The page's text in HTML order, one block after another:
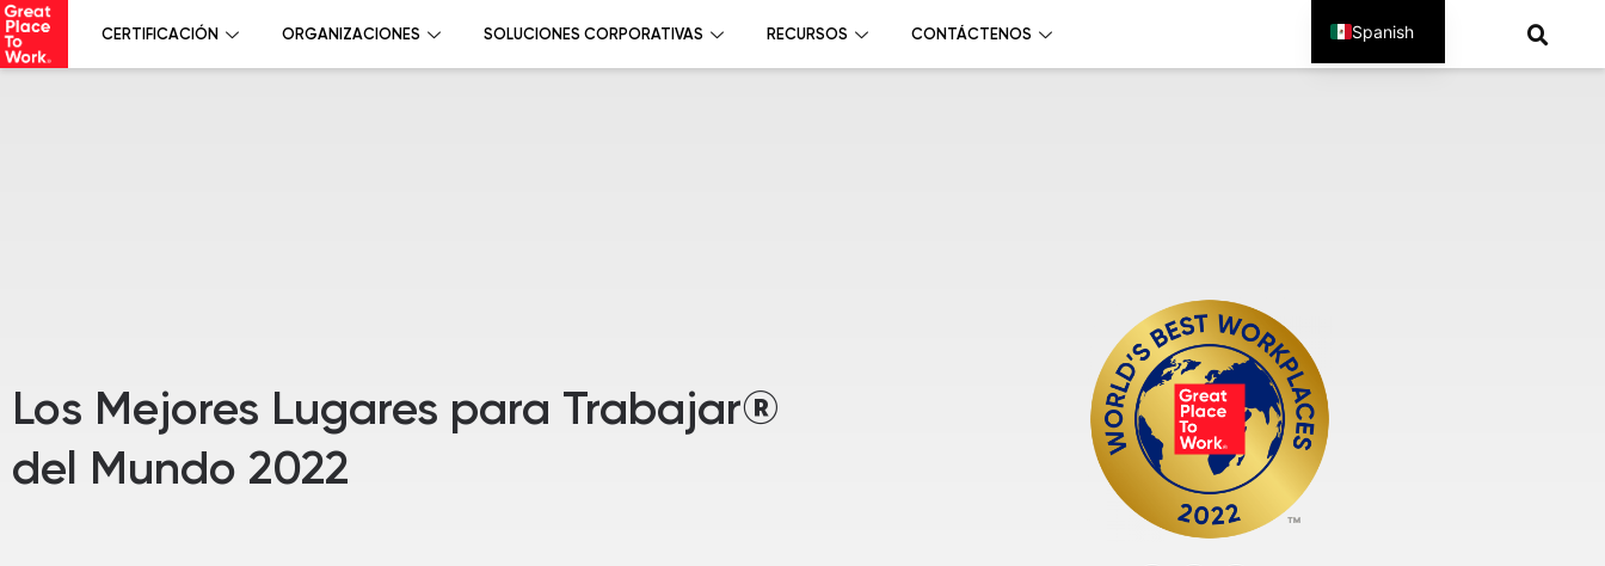
CERTIFICACIÓN ORGANIZACIONES SOLUCIONES CORPORATIVAS RECURSOS CONTÁCTENOS
Los Mejores Lugares para Trabajar®
del Mundo 2022
Spanish
English